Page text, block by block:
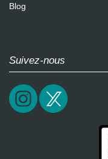
Blog
Suivez-nous